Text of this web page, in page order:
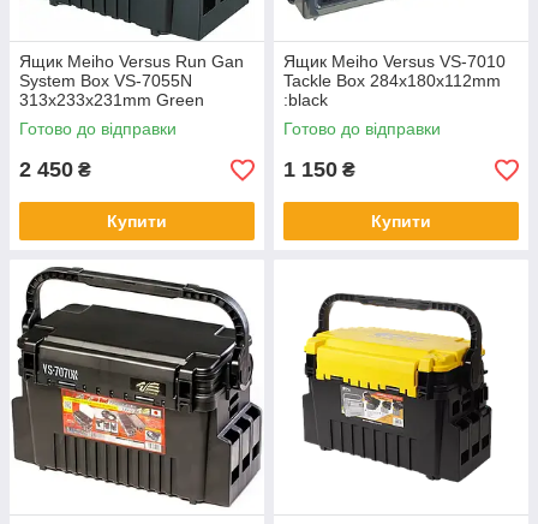
Ящик Meiho Versus Run Gan
System Box VS-7055N
313x233x231mm Green
Готово до відправки
2 450 ₴
Купити
Ящик Meiho Versus VS-7010
Tackle Box 284х180х112mm
:black
Готово до відправки
1 150 ₴
Купити